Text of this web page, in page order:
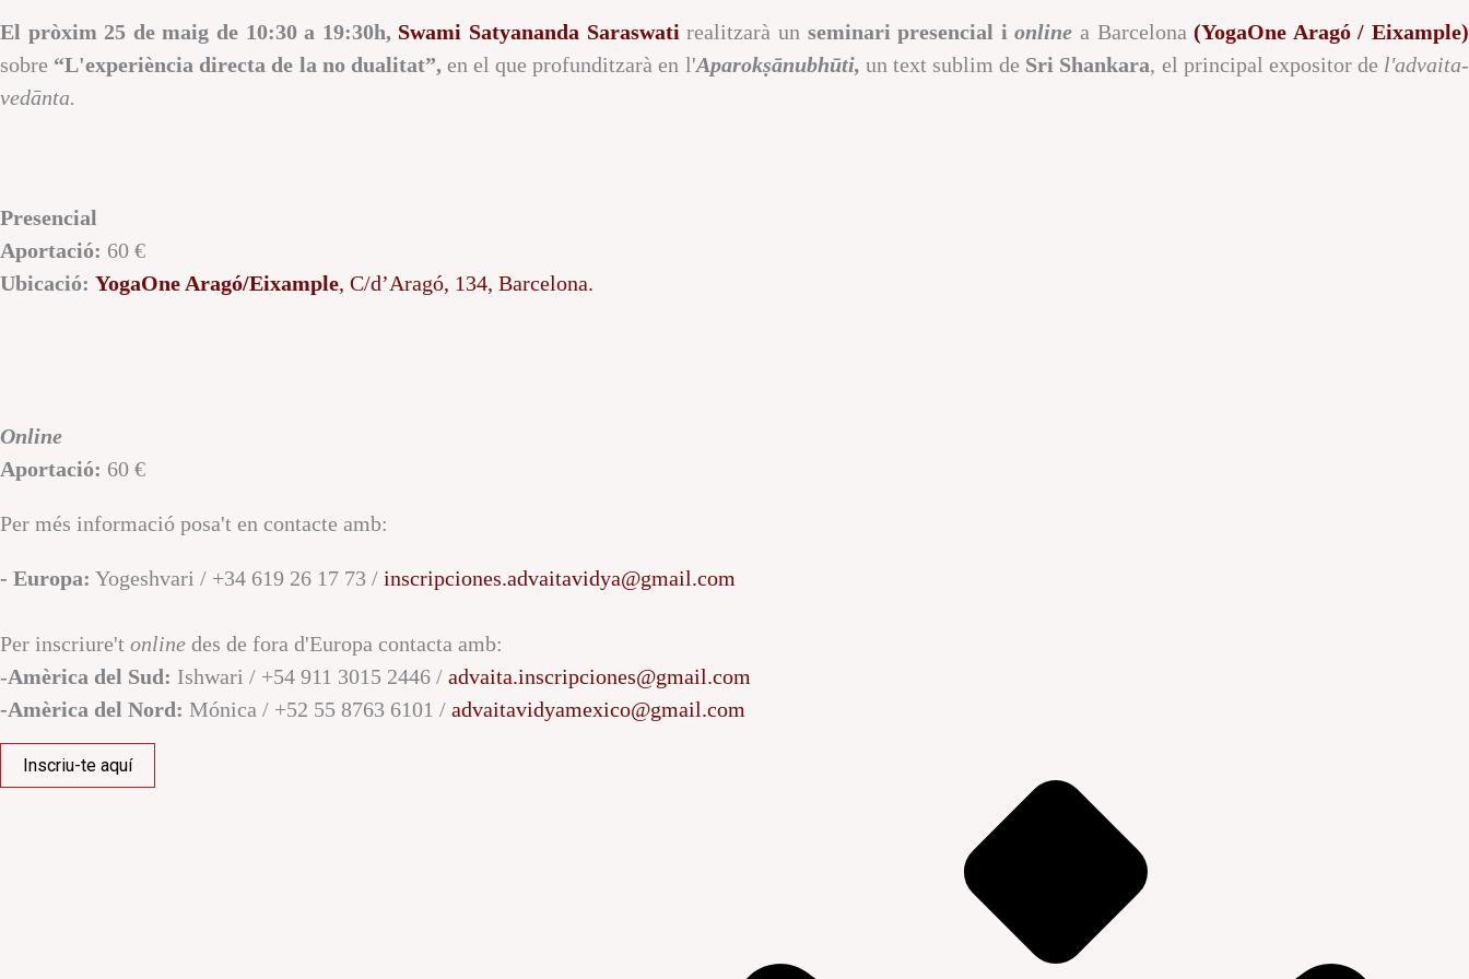
El pròxim 25 de maig de 10:30 a 19:30h, Swami Satyananda Saraswati realitzarà un seminari presencial ionline a Barcelona (YogaOne Aragó / Eixample)
sobre “L'experiència directa de la no dualitat”, en el que profunditzarà en l'Aparokṣānubhūti, un text sublim de Sri Shankara, el principal expositor de l'advaita-
vedānta.
Presencial
Aportació: 60 €
Ubicació: YogaOne Aragó/Eixample, C/d’Aragó, 134, Barcelona.
Online
Aportació: 60 €
Per més informació posa't en contacte amb:
- Europa: Yogeshvari / +34 619 26 17 73 / inscripciones.advaitavidya@gmail.com
Per inscriure't online des de fora d'Europa contacta amb:
-Amèrica del Sud: Ishwari / +54 911 3015 2446 / advaita.inscripciones@gmail.com
-Amèrica del Nord: Mónica / +52 55 8763 6101 / advaitavidyamexico@gmail.com
Inscriu-te aquí